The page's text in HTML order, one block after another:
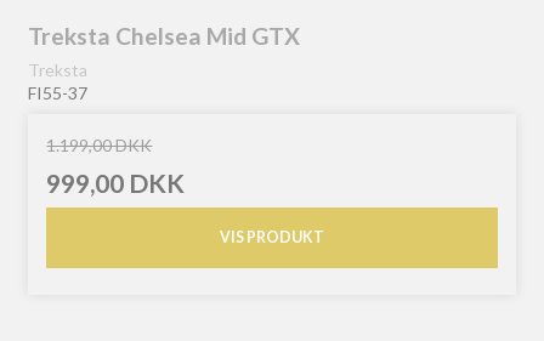
Treksta Chelsea Mid GTX
Treksta
FI55-37
1.199,00 DKK
999,00 DKK
VIS PRODUKT